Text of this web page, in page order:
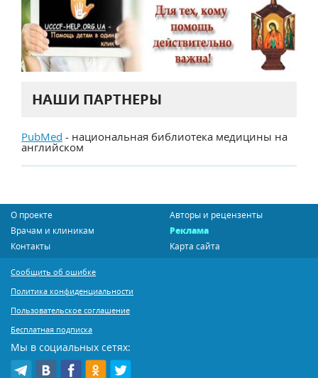
НАШИ ПАРТНЕРЫ
PubMed - национальная библиотека медицины на
английском
О проекте
Авторы и рецензенты
Врачам и клиникам
Реклама
Контакты
Карта сайта
Сообщить об ошибке
Политика конфиденциальности
Пользовательское соглашение
Бесплатная подписка
Мы в социальных сетях: